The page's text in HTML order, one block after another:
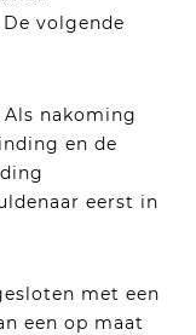
volgende
Als nakoming
en de
eerst in
met een
een op maat